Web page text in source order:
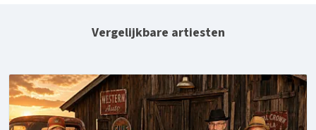
Vergelijkbare artiesten